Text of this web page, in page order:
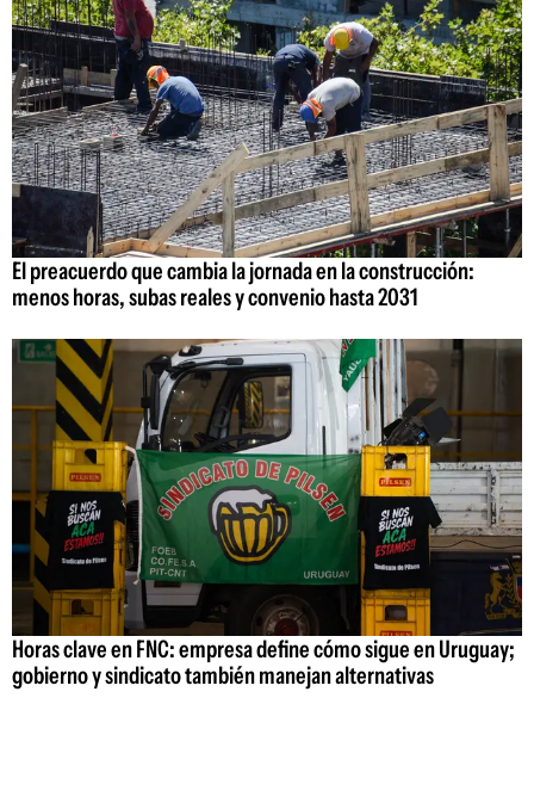
El preacuerdo que cambia la jornada en la construcción:
menos horas, subas reales y convenio hasta 2031
Horas clave en FNC: empresa define cómo sigue en Uruguay;
gobierno y sindicato también manejan alternativas